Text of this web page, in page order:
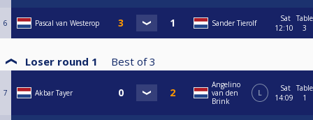
6 Pascal van Westerop Sander Tierolf
Sat
12:10
Table
3
Loser round 1 Best of 3
7 Akbar Tayer
Angelino
van den
Brink
L
Sat
14:09
Table
1